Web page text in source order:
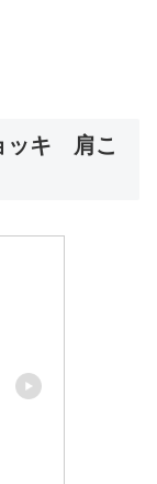
ッキ 肩こ